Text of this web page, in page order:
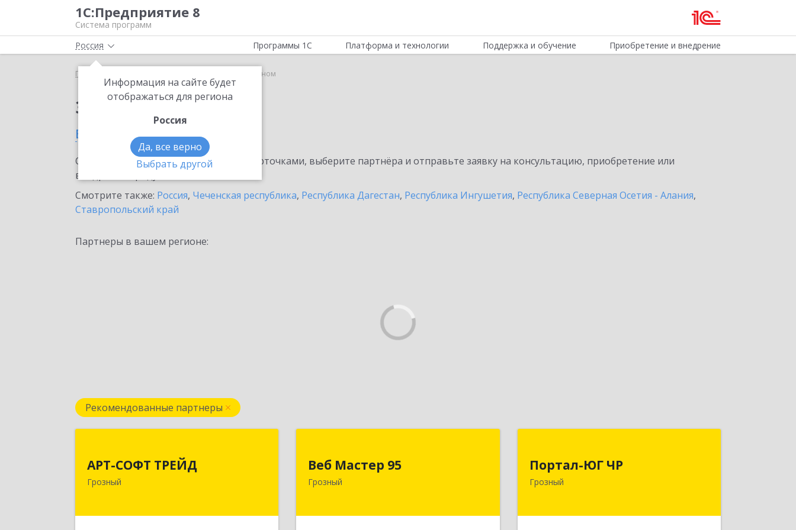
1С:Предприятие 8
Система программ
Россия
Информация на сайте будет
отображаться для региона
Россия
Да, все верно
Выбрать другой
Программы 1С Платформа и технологии Поддержка и обучение Приобретение и внедрение
Главная 1С-ЭТП в Грозном
Заказать 1С-ЭТП
в Грозном
Ознакомьтесь с информационными карточками, выберите партнёра и отправьте заявку на консультацию, приобретение или
внедрение продукта.
Смотрите также: Россия, Чеченская республика, Республика Дагестан, Республика Ингушетия, Республика Северная Осетия - Алания,
Ставропольский край
Партнеры в вашем регионе:
Рекомендованные партнеры
АРТ-СОФТ ТРЕЙД
Грозный
364013, Чеченская Респ, Грозный г,
Подробнее
Веб Мастер 95
Грозный
364050, Чеченская Респ, Грозный г,
Портал-ЮГ ЧР
Грозный
364906, Чеченская Респ, Грозный г,
Подробнее